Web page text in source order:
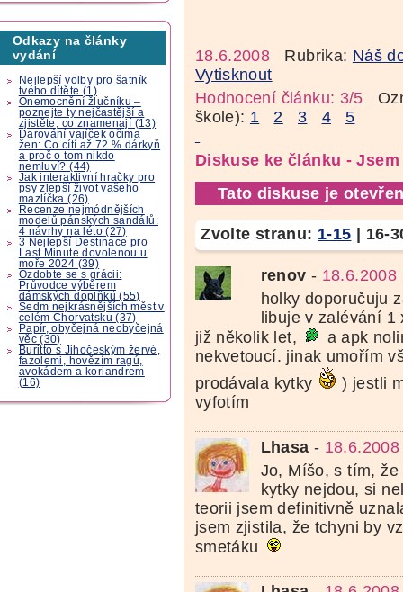
Odkazy na články
vydání
Nejlepší volby pro šatník
tvého dítěte (1)
Onemocnění žlučníku –
poznejte ty nejčastější a
zjistěte, co znamenají (13)
Darování vajíček očima
žen: Co cítí až 72 % dárkyň
a proč o tom nikdo
nemluví? (44)
Jak interaktivní hračky pro
psy zlepší život vašeho
mazlíčka (26)
Recenze nejmódnějších
modelů pánských sandálů:
4 návrhy na léto (27)
3 Nejlepší Destinace pro
Last Minute dovolenou u
moře 2024 (39)
Ozdobte se s grácii:
Průvodce výběrem
dámských doplňků (55)
Sedm nejkrásnějších měst v
celém Chorvatsku (37)
Papír, obyčejná neobyčejná
věc (30)
Buritto s Jihočeským žervé,
fazolemi, hovězím ragú,
avokádem a koriandrem
(16)
18.6.2008 Rubrika: Náš
Vytisknout
Hodnocení článku: 3/5
škole): 1 2 3 4 5
Diskuse ke článku -
Tato diskuse je
Zvolte stranu: 1-15 | 16-
renov - 18.6.2008
holky doporučuju
libuje v zalévání
již několik let,
a apk
nekvetoucí. jinak umořím
prodávala kytky
) jestli
vyfotím
Lhasa -
Jo, Míšo, s tím,
kytky nejdou, si
teorii jsem definitivně
jsem zjistila, že tchyni by
smetáku